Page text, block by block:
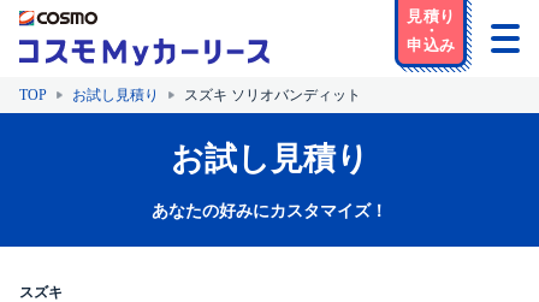
TOP お試し見積り スズキ ソリオバンディット
お試し見積り
あなたの好みにカスタマイズ！
スズキ